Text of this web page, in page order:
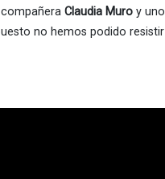
Claudia Muro y uno
no hemos podido resistir